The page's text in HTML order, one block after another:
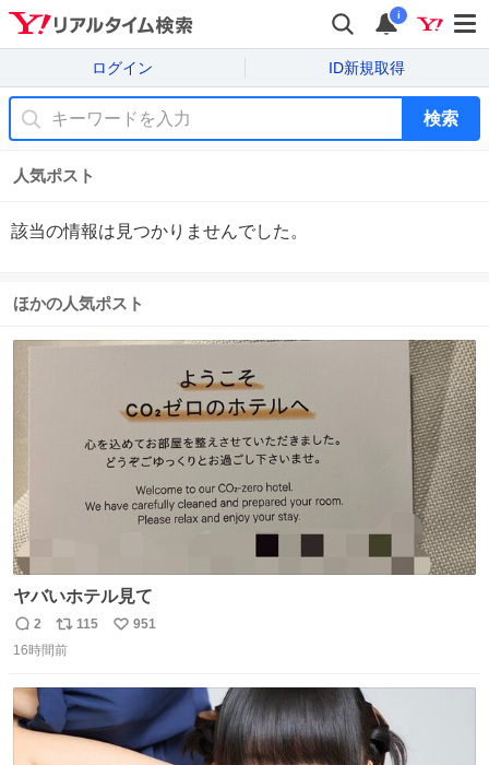
i
ログイン ID新規取得
検索
人気ポスト
該当の情報は見つかりませんでした。
ほかの人気ポスト
ヤバいホテル見て
返
信
2
リ
ポ
ト
数
115
い
数
951
16時間前